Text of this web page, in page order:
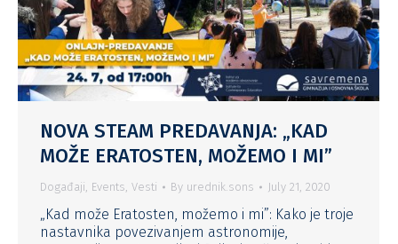
NOVA STEAM PREDAVANJA: „KAD
MOŽE ERATOSTEN, MOŽEMO I MI”
Događaji Events Vesti By urednik.sons July 21, 2020
„Kad može Eratosten, možemo i mi”: Kako je troje
nastavnika povezivanjem astronomije,